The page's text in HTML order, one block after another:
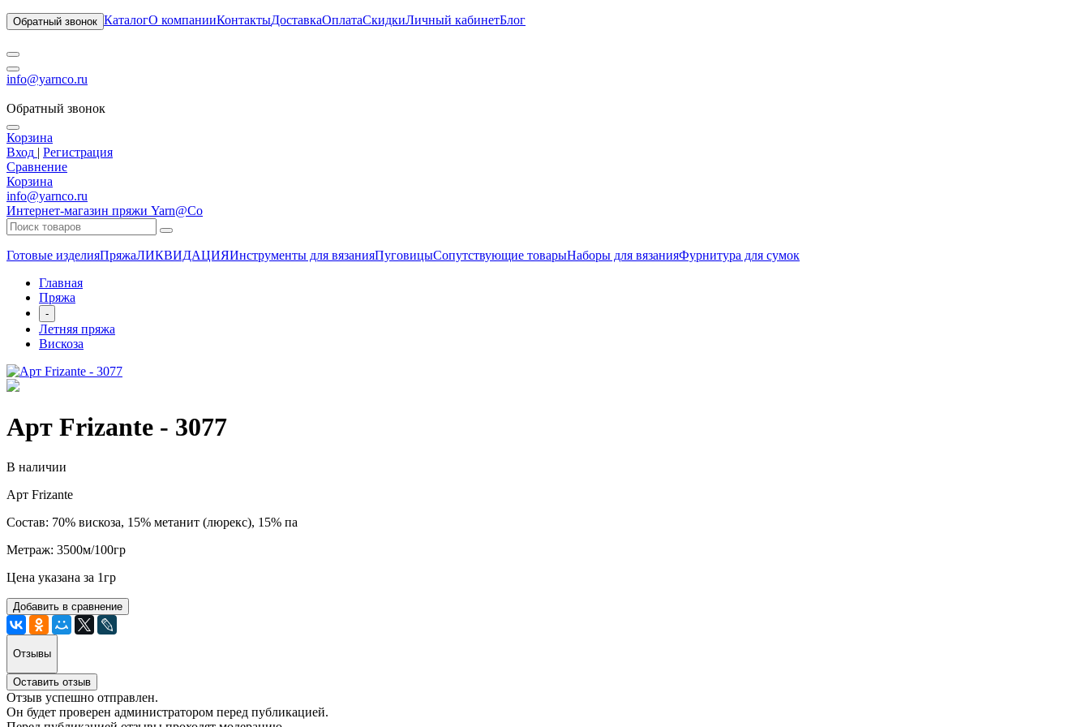
Обратный звонок КаталогО компанииКонтактыДоставкаОплатаСкидкиЛичный кабинетБлог
info@yarnco.ru
Обратный звонок
Корзина
Вход | Регистрация
Сравнение
Корзина
info@yarnco.ru
Интернет-магазин пряжи Yarn@Co
Готовые изделияПряжаЛИКВИДАЦИЯИнструменты для вязанияПуговицыСопутствующие товарыНаборы для вязанияФурнитура для сумок
Главная
Пряжа
-
Летняя пряжа
Вискоза
Арт Frizante - 3077
В наличии
Арт Frizante
Состав: 70% вискоза, 15% метанит (люрекс), 15% па
Метраж: 3500м/100гр
Цена указана за 1гр
Добавить в сравнение
Отзывы
Оставить отзыв
Отзыв успешно отправлен.
Он будет проверен администратором перед публикацией.